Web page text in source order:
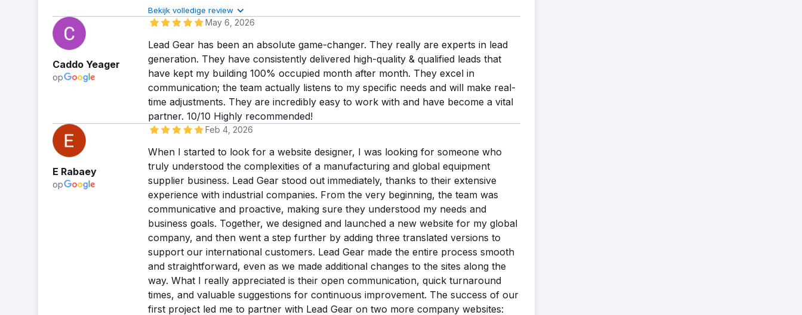
Kwaliteit van resultaten
Communicatie
Tijdige levering
Nauwkeurigheid budget
Projectbeschrijving door bureau
Uitdaging
Winsystems was needed a a new agency to manage their SEO and website. They
were looking for a better user experience on their website and an increase in
search positioning and conversions. The website had technical issues that were
Oplossing
We executed a full SEO audit and discovered areas of opportunity. We began
addressing technical SEO issues along with toxic backlink cleanup and on-page
tag optimization. We identified UX issues and are implementing a new navigation
structure, page layout updates, new expanded content and CTA's.
Resultaat
Our first 90 day review shows us that User Engagement is up 68% over the
previous 90 days. We are seeing an increase in conversions of 93% over this time
period. Due to addressing issues identified on the site and in GTM setup.
Continuing with SEO work and implementing UX updates to improve results.
Diensten
Leadgeneratie, SEO-consultancy, Technische SEO, UX-design, Webdesign,
Bekijk volledige review
Caddo Yeager
op
May 6, 2026
Lead Gear has been an absolute game-changer. They really are experts in lead
generation. They have consistently delivered high-quality & qualified leads that
have kept my building 100% occupied month after month. They excel in
communication; the team actually listens to my specific needs and will make real-
time adjustments. They are incredibly easy to work with and have become a vital
partner. 10/10 Highly recommended!
E Rabaey
op
Feb 4, 2026
When I started to look for a website designer, I was looking for someone who
truly understood the complexities of a manufacturing and global equipment
supplier business. Lead Gear stood out immediately, thanks to their extensive
experience with industrial companies. From the very beginning, the team was
communicative and proactive, making sure they understood my needs and
business goals. Together, we designed and launched a new website for my global
company, and then went a step further by adding three translated versions to
support our international customers. Lead Gear made the entire process smooth
and straightforward, even as we made additional changes to the sites along the
way. What I really appreciated is their open communication, quick turnaround
times, and valuable suggestions for continuous improvement. The success of our
first project led me to partner with Lead Gear on two more company websites: